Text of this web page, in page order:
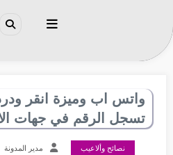
واتس اب وميزة انقر
تسجل الرقم في جهات
نصائح وألاعيب مدير المدونة